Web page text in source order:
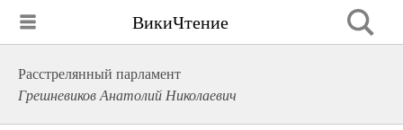
ВикиЧтение
Расстрелянный парламент
Грешневиков Анатолий Николаевич